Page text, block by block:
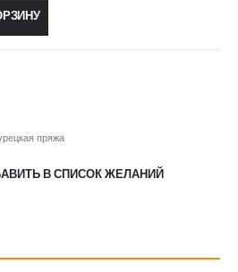
пряжа
В СПИСОК ЖЕЛАНИЙ